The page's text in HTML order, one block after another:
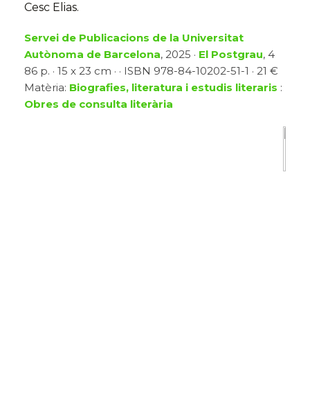
Cesc Elias.
Servei de Publicacions de la Universitat
Autònoma de Barcelona, 2025 · El Postgrau, 4
86 p. · 15 x 23 cm · · ISBN 978-84-10202-51-1 · 21 €
Matèria: Biografies, literatura i estudis literaris :
Obres de consulta literària